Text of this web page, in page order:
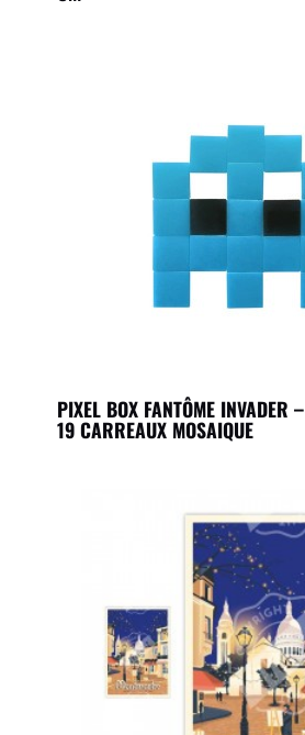
PIXEL BOX FANTÔME INVADER –
19 CARREAUX MOSAIQUE